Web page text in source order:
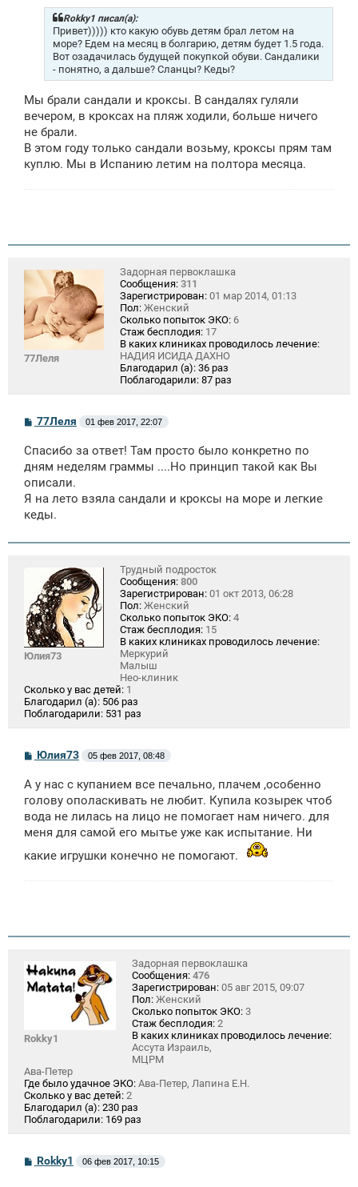
Rokky1 писал(а):
Привет))))) кто какую обувь детям брал летом на
море? Едем на месяц в болгарию, детям будет 1.5 года.
Вот озадачилась будущей покупкой обуви. Сандалики
- понятно, а дальше? Сланцы? Кеды?
Мы брали сандали и кроксы. В сандалях гуляли
вечером, в кроксах на пляж ходили, больше ничего
не брали.
В этом году только сандали возьму, кроксы прям там
куплю. Мы в Испанию летим на полтора месяца.
77Леля
Задорная первоклашка
Сообщения: 311
Зарегистрирован: 01 мар 2014, 01:13
Пол: Женский
Сколько попыток ЭКО: 6
Стаж бесплодия: 17
В каких клиниках проводилось лечение:
НАДИЯ ИСИДА ДАХНО
Благодарил (а): 36 раз
Поблагодарили: 87 раз
С
б
щ
н
и
77Леля 01 фев 2017, 22:07
Спасибо за ответ! Там просто было конкретно по
дням неделям граммы ....Но принцип такой как Вы
описали.
Я на лето взяла сандали и кроксы на море и легкие
кеды.
Юлия73
Трудный подросток
Сообщения: 800
Зарегистрирован: 01 окт 2013, 06:28
Пол: Женский
Сколько попыток ЭКО: 4
Стаж бесплодия: 15
В каких клиниках проводилось лечение:
Меркурий
Малыш
Нео-клиник
Сколько у вас детей: 1
Благодарил (а): 506 раз
Поблагодарили: 531 раз
С
б
щ
н
и
Юлия73 05 фев 2017, 08:48
А у нас с купанием все печально, плачем ,особенно
голову ополаскивать не любит. Купила козырек чтоб
вода не лилась на лицо не помогает нам ничего. для
меня для самой его мытье уже как испытание. Ни
какие игрушки конечно не помогают.
Rokky1
Задорная первоклашка
Сообщения: 476
Зарегистрирован: 05 авг 2015, 09:07
Пол: Женский
Сколько попыток ЭКО: 3
Стаж бесплодия: 2
В каких клиниках проводилось лечение:
Ассута Израиль,
МЦРМ
Ава-Петер
Где было удачное ЭКО: Ава-Петер, Лапина Е.Н.
Сколько у вас детей: 2
Благодарил (а): 230 раз
Поблагодарили: 169 раз
СRokky1 06 фев 2017, 10:15